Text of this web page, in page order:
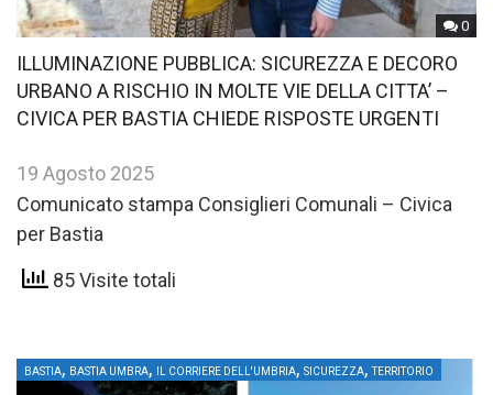
0
ILLUMINAZIONE PUBBLICA: SICUREZZA E DECORO
URBANO A RISCHIO IN MOLTE VIE DELLA CITTA’ –
CIVICA PER BASTIA CHIEDE RISPOSTE URGENTI
19 Agosto 2025
Comunicato stampa Consiglieri Comunali – Civica
per Bastia
85 Visite totali
BASTIA, BASTIA UMBRA, IL CORRIERE DELL'UMBRIA, SICUREZZA,TERRITORIO